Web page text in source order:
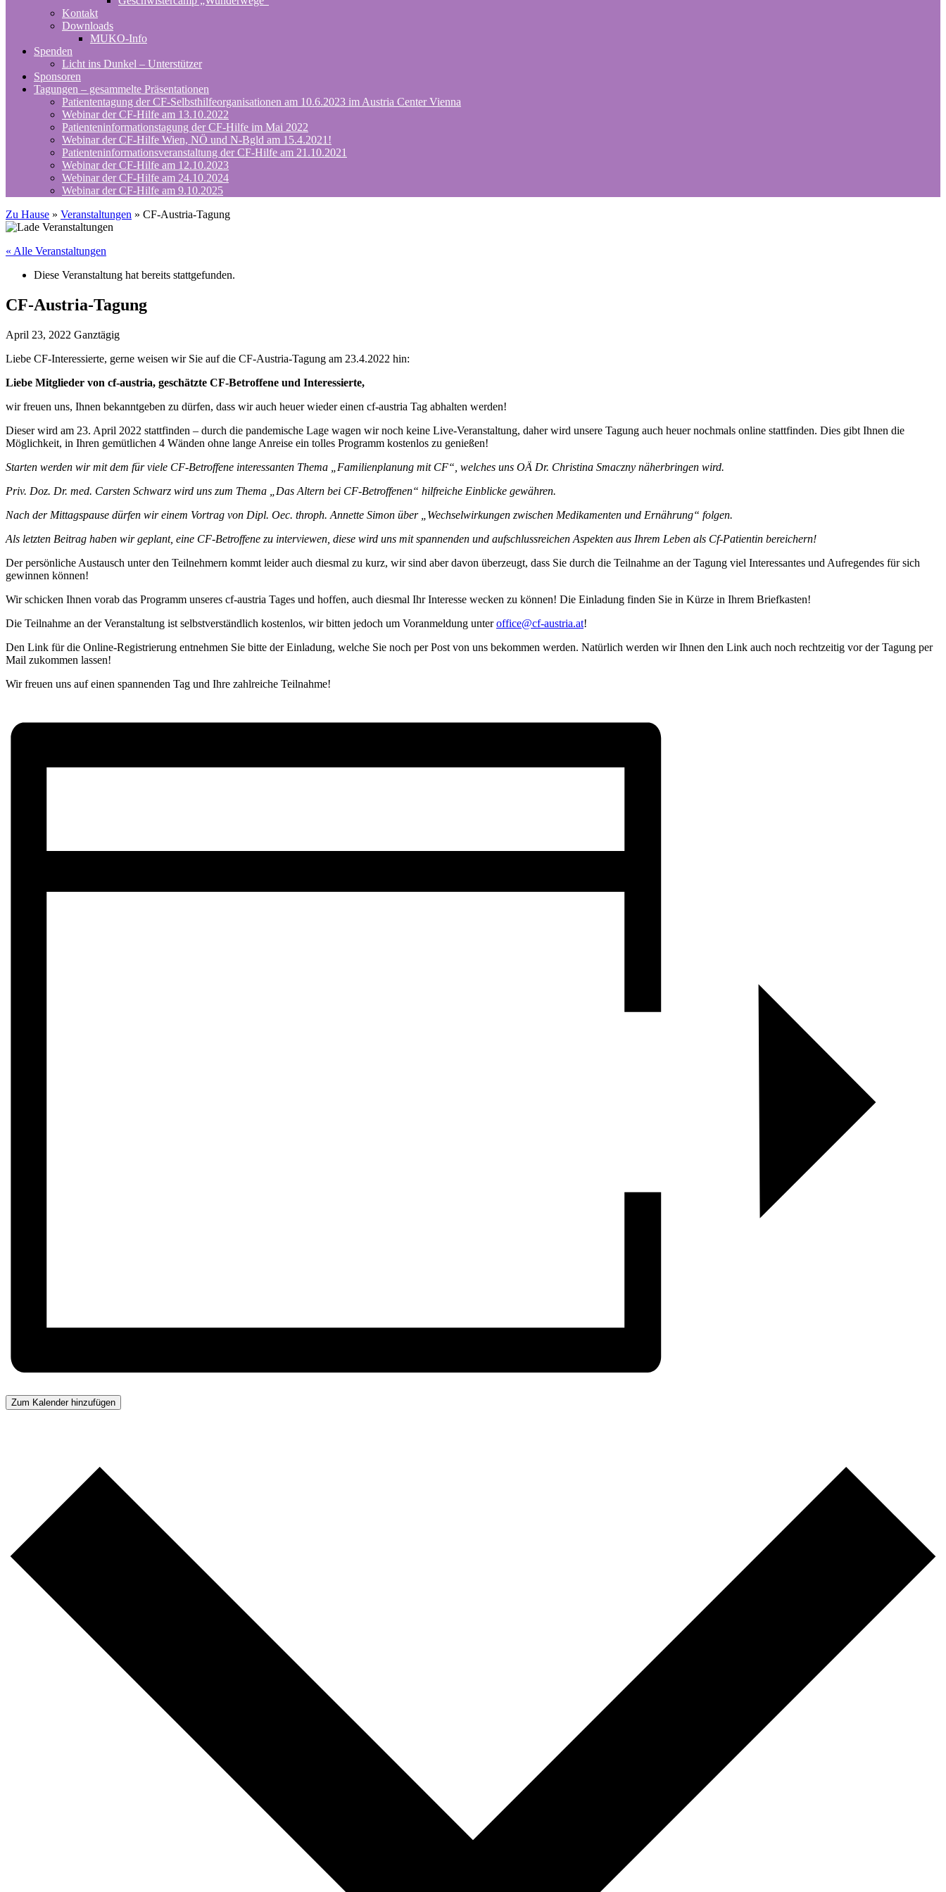
Kontakt
Downloads
MUKO-Info
Spenden
Licht ins Dunkel – Unterstützer
Sponsoren
Tagungen – gesammelte Präsentationen
Patiententagung der CF-Selbsthilfeorganisationen am 10.6.2023 im Austria Center Vienna
Webinar der CF-Hilfe am 13.10.2022
Patienteninformationstagung der CF-Hilfe im Mai 2022
Webinar der CF-Hilfe Wien, NÖ und N-Bgld am 15.4.2021!
Patienteninformationsveranstaltung der CF-Hilfe am 21.10.2021
Webinar der CF-Hilfe am 12.10.2023
Webinar der CF-Hilfe am 24.10.2024
Webinar der CF-Hilfe am 9.10.2025
Zu Hause » Veranstaltungen » CF-Austria-Tagung
« Alle Veranstaltungen
Diese Veranstaltung hat bereits stattgefunden.
CF-Austria-Tagung
April 23, 2022 Ganztägig
Liebe CF-Interessierte, gerne weisen wir Sie auf die CF-Austria-Tagung am 23.4.2022 hin:
Liebe Mitglieder von cf-austria, geschätzte CF-Betroffene und Interessierte,
wir freuen uns, Ihnen bekanntgeben zu dürfen, dass wir auch heuer wieder einen cf-austria Tag abhalten werden!
Dieser wird am 23. April 2022 stattfinden – durch die pandemische Lage wagen wir noch keine Live-Veranstaltung, daher wird unsere Tagung auch heuer nochmals online stattfinden. Dies gibt Ihnen die
Möglichkeit, in Ihren gemütlichen 4 Wänden ohne lange Anreise ein tolles Programm kostenlos zu genießen!
Starten werden wir mit dem für viele CF-Betroffene interessanten Thema „Familienplanung mit CF“, welches uns OÄ Dr. Christina Smaczny näherbringen wird.
Priv. Doz. Dr. med. Carsten Schwarz wird uns zum Thema „Das Altern bei CF-Betroffenen“ hilfreiche Einblicke gewähren.
Nach der Mittagspause dürfen wir einem Vortrag von Dipl. Oec. throph. Annette Simon über „Wechselwirkungen zwischen Medikamenten und Ernährung“ folgen.
Als letzten Beitrag haben wir geplant, eine CF-Betroffene zu interviewen, diese wird uns mit spannenden und aufschlussreichen Aspekten aus Ihrem Leben als Cf-Patientin bereichern!
Der persönliche Austausch unter den Teilnehmern kommt leider auch diesmal zu kurz, wir sind aber davon überzeugt, dass Sie durch die Teilnahme an der Tagung viel Interessantes und Aufregendes für sich
gewinnen können!
Wir schicken Ihnen vorab das Programm unseres cf-austria Tages und hoffen, auch diesmal Ihr Interesse wecken zu können! Die Einladung finden Sie in Kürze in Ihrem Briefkasten!
Die Teilnahme an der Veranstaltung ist selbstverständlich kostenlos, wir bitten jedoch um Voranmeldung unteroffice@cf-austria.at!
Den Link für die Online-Registrierung entnehmen Sie bitte der Einladung, welche Sie noch per Post von uns bekommen werden. Natürlich werden wir Ihnen den Link auch noch rechtzeitig vor der Tagung per
Mail zukommen lassen!
Wir freuen uns auf einen spannenden Tag und Ihre zahlreiche Teilnahme!
Zum Kalender hinzufügen